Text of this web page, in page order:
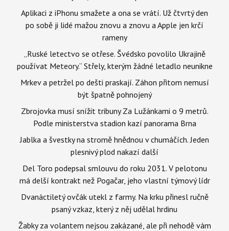
Aplikaci z iPhonu smažete a ona se vrátí. Už čtvrtý den
po sobě ji lidé mažou znovu a znovu a Apple jen krčí
rameny
„Ruské letectvo se otřese. Švédsko povolilo Ukrajině
používat Meteory.“ Střely, kterým žádné letadlo neunikne
Mrkev a petržel po dešti praskají. Záhon přitom nemusí
být špatně pohnojený
Zbrojovka musí snížit tribuny Za Lužánkami o 9 metrů.
Podle ministerstva stadion kazí panorama Brna
Jablka a švestky na stromě hnědnou v chumáčích. Jeden
plesnivý plod nakazí další
Del Toro podepsal smlouvu do roku 2031. V pelotonu
má delší kontrakt než Pogačar, jeho vlastní týmový lídr
Dvanáctiletý ovčák utekl z farmy. Na krku přinesl ručně
psaný vzkaz, který z něj udělal hrdinu
Žabky za volantem nejsou zakázané, ale při nehodě vám